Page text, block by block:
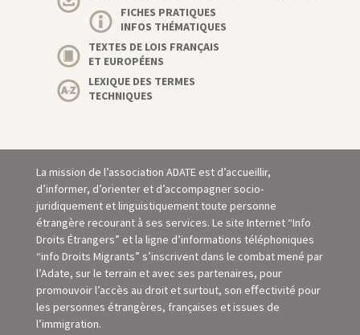
FICHES PRATIQUES
INFOS THÉMATIQUES
TEXTES DE LOIS FRANÇAIS
ET EUROPÉENS
LEXIQUE DES TERMES
TECHNIQUES
La mission de l’association ADATE est d’accueillir,
d’informer, d’orienter et d’accompagner socio-
juridiquement et linguistiquement toute personne
étrangère recourant à ses services. Le site Internet “Info
Droits Étrangers” et la ligne d’informations téléphoniques
“info Droits Migrants” s’inscrivent dans le combat mené par
l’Adate, sur le terrain et avec ses partenaires, pour
promouvoir l’accès au droit et surtout, son eﬀectivité pour
les personnes étrangères, françaises et issues de
l’immigration.